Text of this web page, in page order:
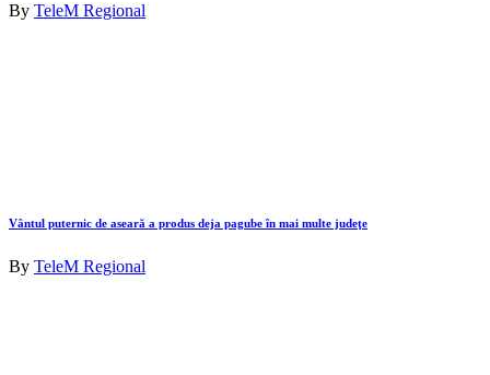
By TeleM Regional
Vântul puternic de aseară a produs deja pagube în mai multe judeţe
By TeleM Regional